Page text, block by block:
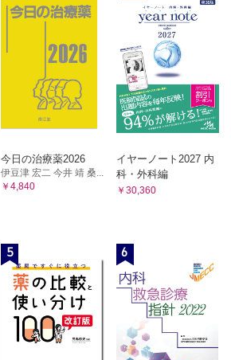
今日の治療薬2026
伊豆津 宏二 今井 靖 桑...
￥4,840
イヤーノート2027 内
科・外科編
￥30,360
5 6